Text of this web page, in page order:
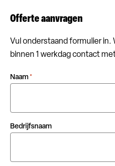
Offerte aanvragen
Vul onderstaand formulier in.
binnen 1 werkdag contact
Naam *
Bedrijfsnaam